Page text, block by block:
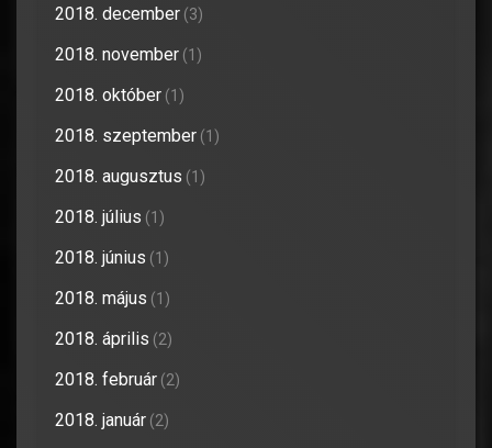
2018. december (3)
2018. november (1)
2018. október (1)
2018. szeptember (1)
2018. augusztus (1)
2018. július (1)
2018. június (1)
2018. május (1)
2018. április (2)
2018. február (2)
2018. január (2)